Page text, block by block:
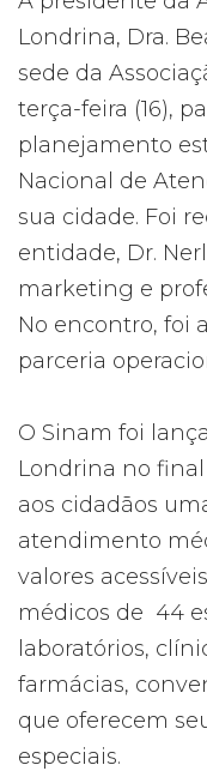
Londrina, Dra.
sede da
terça-feira (16),
planejamento
Nacional de
sua cidade. Foi
entidade, Dr.
marketing e
No encontro, foi
parceria
O Sinam foi
Londrina no
aos cidadãos
atendimento
valores
médicos de 44
laboratórios,
farmácias,
que oferecem
especiais.